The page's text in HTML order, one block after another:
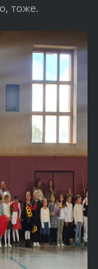
тоже.